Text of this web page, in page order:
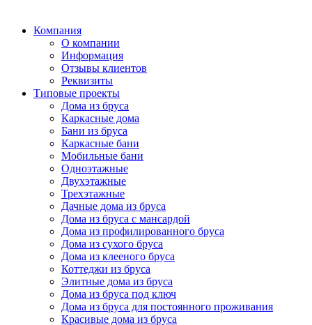
Компания
О компании
Информация
Отзывы клиентов
Реквизиты
Типовые проекты
Дома из бруса
Каркасные дома
Бани из бруса
Каркасные бани
Мобильные бани
Одноэтажные
Двухэтажные
Трехэтажные
Дачные дома из бруса
Дома из бруса с мансардой
Дома из профилированного бруса
Дома из сухого бруса
Дома из клееного бруса
Коттеджи из бруса
Элитные дома из бруса
Дома из бруса под ключ
Дома из бруса для постоянного проживания
Красивые дома из бруса